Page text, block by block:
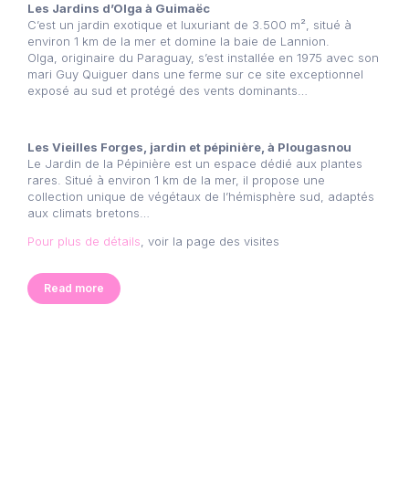
Les Jardins d’Olga à Guimaëc
C’est un jardin exotique et luxuriant de 3.500 m², situé à
environ 1 km de la mer et domine la baie de Lannion.
Olga, originaire du Paraguay, s’est installée en 1975 avec son
mari Guy Quiguer dans une ferme sur ce site exceptionnel
exposé au sud et protégé des vents dominants…
Les Vieilles Forges, jardin et pépinière, à Plougasnou
Le Jardin de la Pépinière est un espace dédié aux plantes
rares. Situé à environ 1 km de la mer, il propose une
collection unique de végétaux de l’hémisphère sud, adaptés
aux climats bretons…
Pour plus de détails , voir la page des visites
Read more